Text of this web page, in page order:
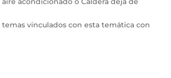
vinculados con esta temática con